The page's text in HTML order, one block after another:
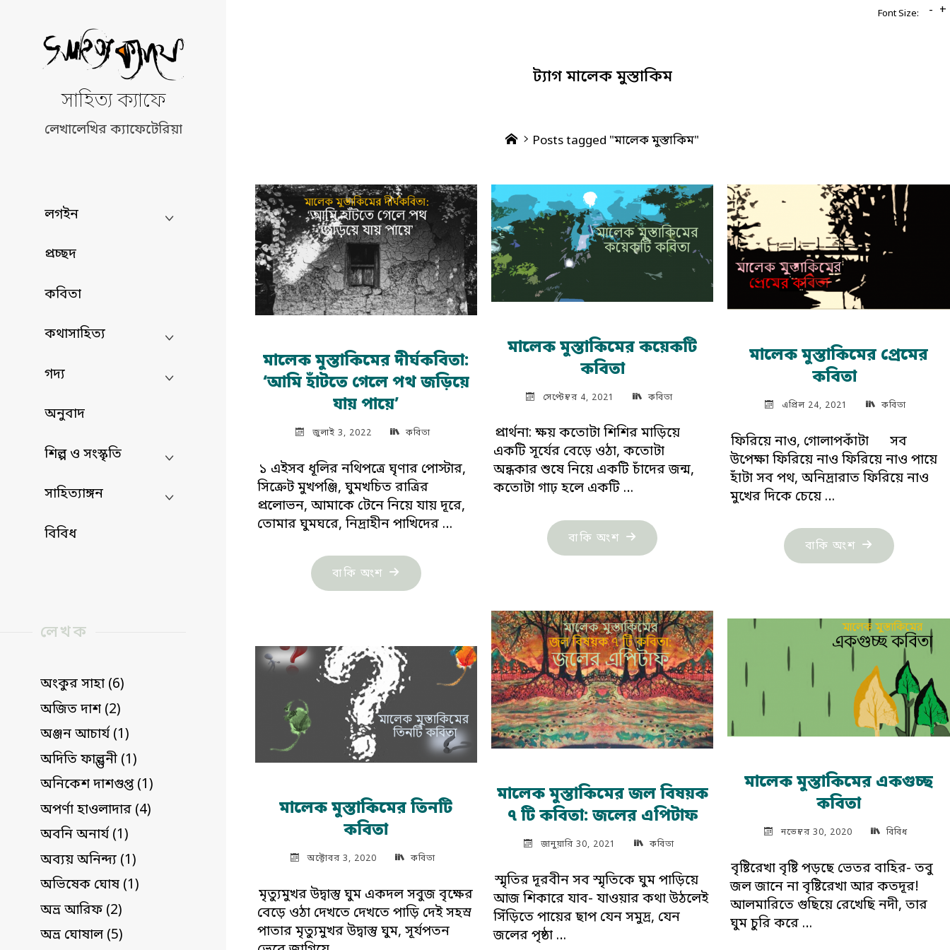
content
সাহিত্য ক্যাফে
লেখালেখির ক্যাফেটেরিয়া
লগইন
প্রচ্ছদ
কবিতা
কথাসাহিত্য
গদ্য
অনুবাদ
শিল্প ও সংস্কৃতি
সাহিত্যাঙ্গন
বিবিধ
লেখক
অংকুর সাহা (6)
অজিত দাশ (2)
অঞ্জন আচার্য (1)
অদিতি ফাল্গুনী (1)
অনিকেশ দাশগুপ্ত (1)
অপর্ণা হাওলাদার (4)
অবনি অনার্য (1)
অব্যয় অনিন্দ্য (1)
অভিষেক ঘোষ (1)
অভ্র আরিফ (2)
অভ্র ঘোষাল (5)
ট্যাগ মালেক মুস্তাকিম
HomePosts tagged "মালেক মুস্তাকিম"
মালেক মুস্তাকিমের দীর্ঘকবিতা:
‘আমি হাঁটতে গেলে পথ জড়িয়ে
যায় পায়ে’
জুলাই 3, 2022 কবিতা
১ এইসব ধূলির নথিপত্রে ঘৃণার পোস্টার,
সিক্রেট মুখপঞ্জি, ঘুমখচিত রাত্রির
প্রলোভন, আমাকে টেনে নিয়ে যায় দূরে,
তোমার ঘুমঘরে, নিদ্রাহীন পাখিদের …
বাকি অংশ "মালেক
মুস্তাকিমের
হাঁটতে
গেলে
পথ
জড়িয়ে
যায়
পায়ে’"
মালেক মুস্তাকিমের কয়েকটি
কবিতা
সেপ্টেম্বর 4, 2021 কবিতা
প্রার্থনা: ক্ষয় কতোটা শিশির মাড়িয়ে
একটি সূর্যের বেড়ে ওঠা, কতোটা
অন্ধকার শুষে নিয়ে একটি চাঁদের জন্ম,
কতোটা গাঢ় হলে একটি …
বাকি অংশ "মালেক
মুস্তাকিমের
মালেক মুস্তাকিমের প্রেমের
কবিতা
এপ্রিল 24, 2021 কবিতা
ফিরিয়ে নাও, গোলাপকাঁটা সব
উপেক্ষা ফিরিয়ে নাও ফিরিয়ে নাও পায়ে
হাঁটা সব পথ, অনিদ্রারাত ফিরিয়ে নাও
মুখের দিকে চেয়ে …
বাকি অংশ "মালেক
মুস্তাকিমের
"
মালেক মুস্তাকিমের জল বিষয়ক
৭ টি কবিতা: জলের এপিটাফ
জানুয়ারি 30, 2021 কবিতা
স্মৃতির দূরবীন সব স্মৃতিকে ঘুম পাড়িয়ে
আজ শিকারে যাব- যাওয়ার কথা উঠলেই
সিঁড়িতে পায়ের ছাপ যেন সমুদ্র, যেন
জলের পৃষ্ঠা …
মালেক মুস্তাকিমের একগুচ্ছ
কবিতা
নভেম্বর 30, 2020 বিবিধ
বৃষ্টিরেখা বৃষ্টি পড়ছে ভেতর বাহির- তবু
জল জানে না বৃষ্টিরেখা আর কতদূর!
আলমারিতে গুছিয়ে রেখেছি নদী, তার
ঘুম চুরি করে …
মালেক মুস্তাকিমের তিনটি
কবিতা
অক্টোবর 3, 2020 কবিতা
মৃত্যুমুখর উদ্বাস্তু ঘুম একদল সবুজ বৃক্ষের
বেড়ে ওঠা দেখতে দেখতে পাড়ি দেই সহস্র
পাতার মৃত্যুমুখর উদ্বাস্তু ঘুম, সূর্যপতন
Font Size: - +